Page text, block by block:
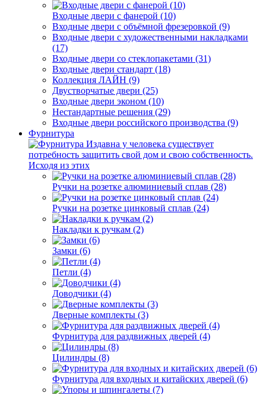
Входные двери с фанерой (10)
Входные двери с объёмной фрезеровкой (9)
Входные двери с художественными накладками
(17)
Входные двери со стеклопакетами (31)
Входные двери стандарт (18)
Коллекция ЛАЙН (9)
Двустворчатые двери (25)
Входные двери эконом (10)
Нестандартные решения (29)
Входные двери российского производства (9)
Фурнитура
Издавна у человека существует
потребность защитить свой дом и свою собственность.
Исходя из этих
Ручки на розетке алюминиевый сплав (28)
Ручки на розетке цинковый сплав (24)
Накладки к ручкам (2)
Замки (6)
Петли (4)
Доводчики (4)
Дверные комплекты (3)
Фурнитура для раздвижных дверей (4)
Цилиндры (8)
Фурнитура для входных и китайских дверей (6)